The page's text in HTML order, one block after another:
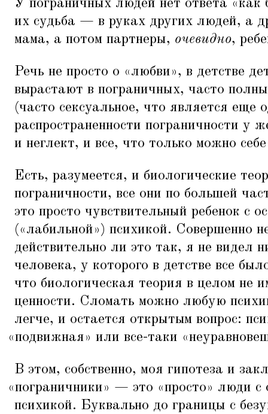
У пограничных людей нет ответа «как
их судьба — в руках других людей, а
мама, а потом партнеры, очевидно,
Речь не просто о «любви», в детстве
вырастают в пограничных, часто
(часто сексуальное, что является еще
распространенности пограничности у
и неглект, и все, что только можно
Есть, разумеется, и биологические
пограничности, все они по большей
это просто чувствительный ребенок с
(«лабильной») психикой. Совершенно
действительно ли это так, я не видел
человека, у которого в детстве все
что биологическая теория в целом не
ценности. Сломать можно любую
легче, и остается открытым вопрос:
«подвижная» или все-таки «
В этом, собственно, моя гипотеза и
«пограничники» — это «просто» люди с
психикой. Буквально до границы с